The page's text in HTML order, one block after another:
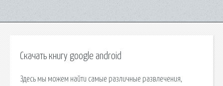
Скачать книгу google android
Здесь мы можем найти самые различные развлечения,